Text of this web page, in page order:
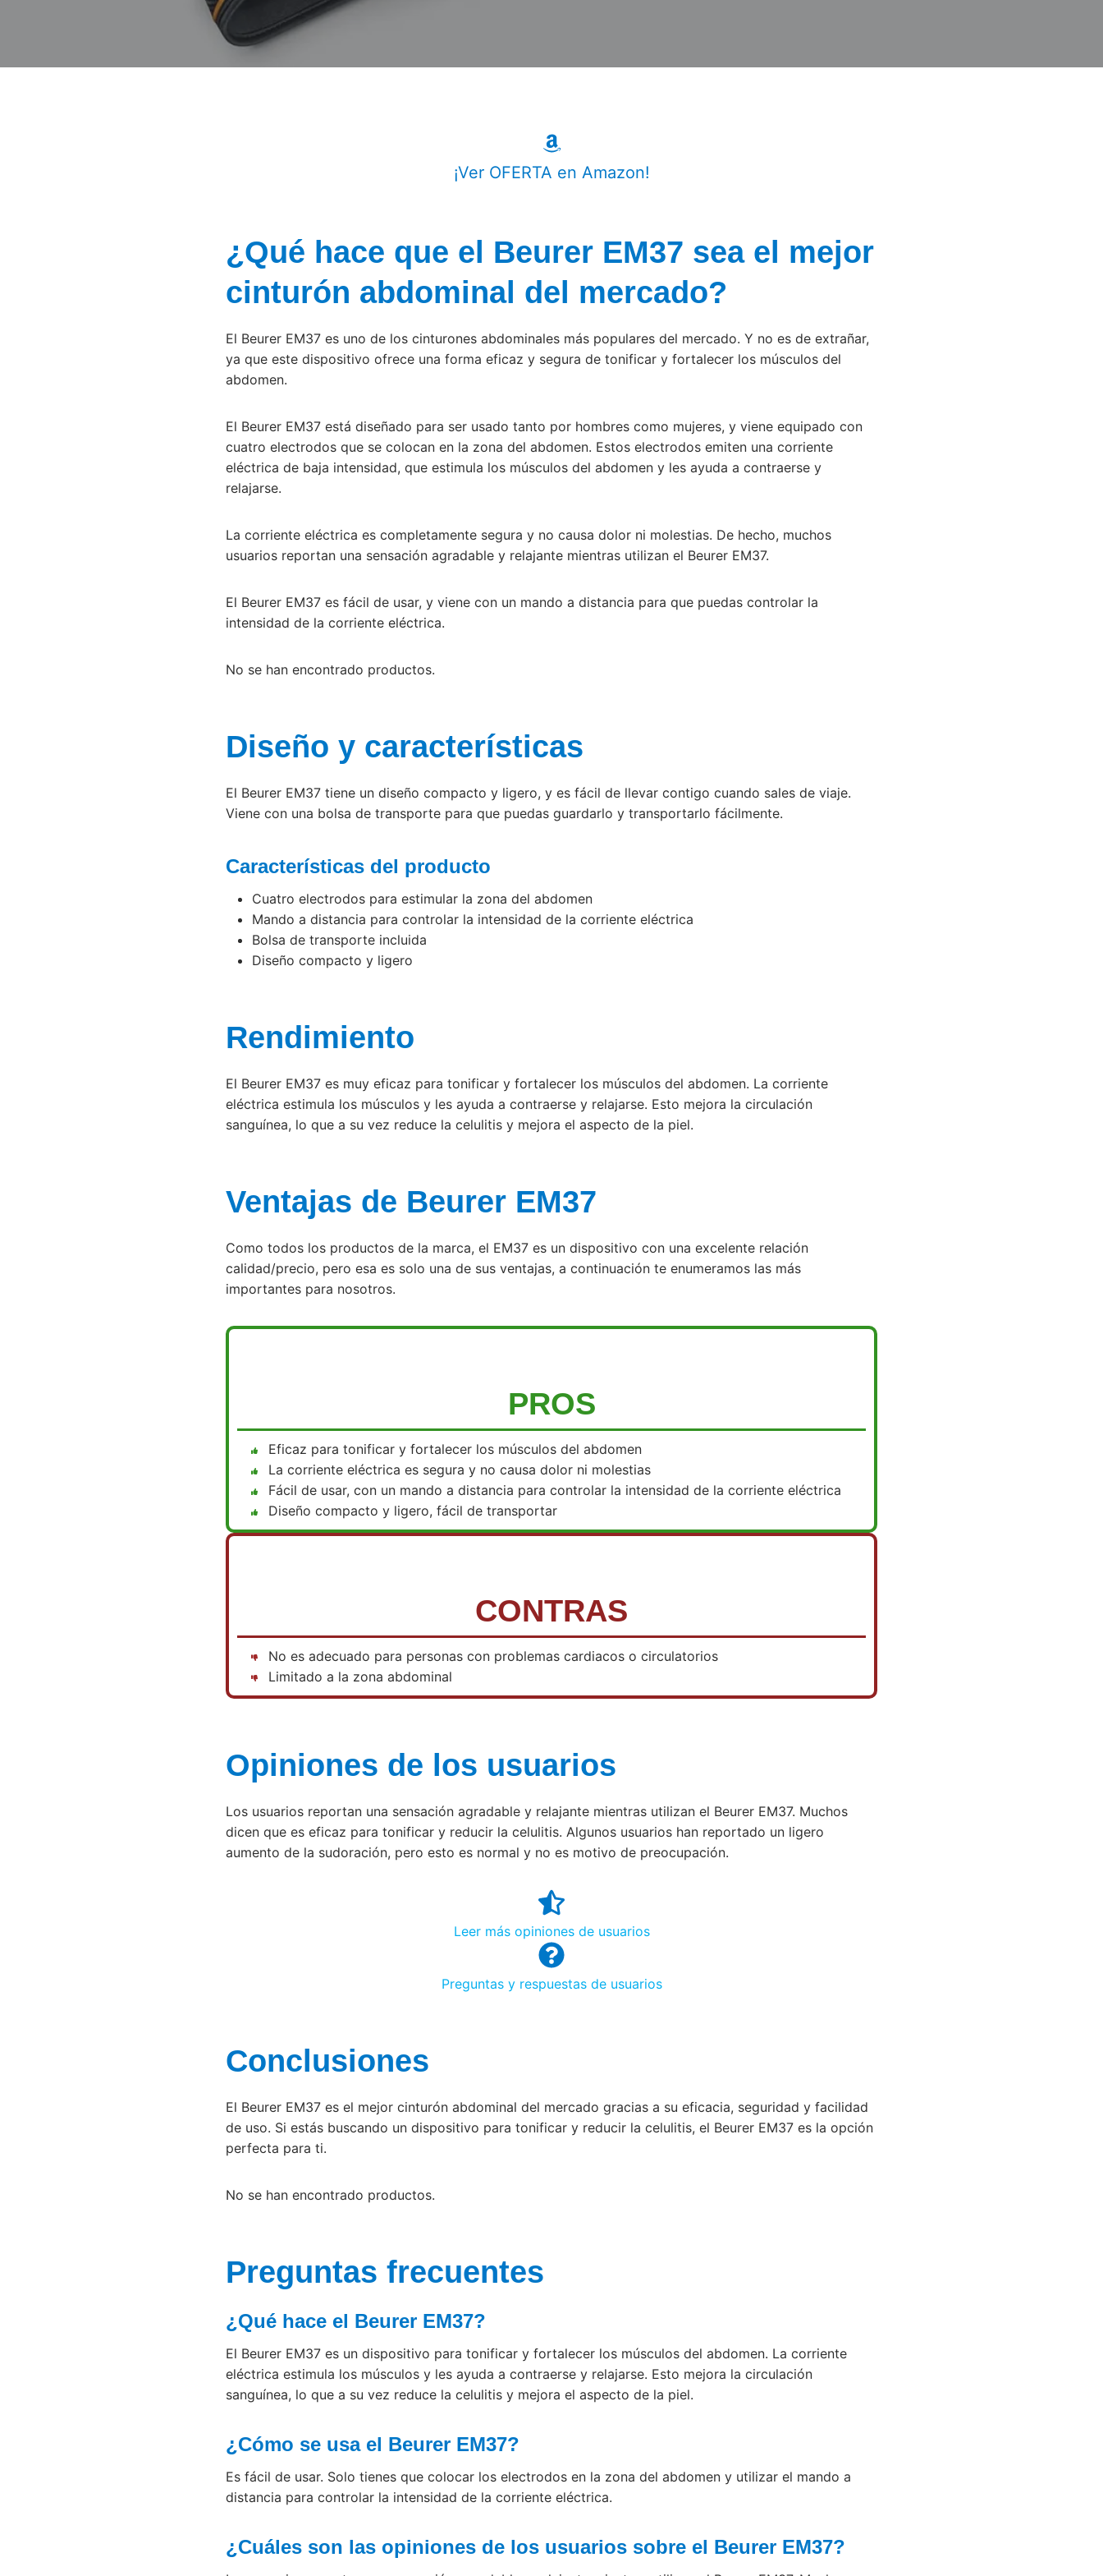
¡Ver OFERTA en Amazon!
¿Qué hace que el Beurer EM37 sea el mejor
cinturón abdominal del mercado?
El Beurer EM37 es uno de los cinturones abdominales más populares del mercado. Y no es de extrañar,
ya que este dispositivo ofrece una forma eficaz y segura de tonificar y fortalecer los músculos del
abdomen.
El Beurer EM37 está diseñado para ser usado tanto por hombres como mujeres, y viene equipado con
cuatro electrodos que se colocan en la zona del abdomen. Estos electrodos emiten una corriente
eléctrica de baja intensidad, que estimula los músculos del abdomen y les ayuda a contraerse y
relajarse.
La corriente eléctrica es completamente segura y no causa dolor ni molestias. De hecho, muchos
usuarios reportan una sensación agradable y relajante mientras utilizan el Beurer EM37.
El Beurer EM37 es fácil de usar, y viene con un mando a distancia para que puedas controlar la
intensidad de la corriente eléctrica.
No se han encontrado productos.
Diseño y características
El Beurer EM37 tiene un diseño compacto y ligero, y es fácil de llevar contigo cuando sales de viaje.
Viene con una bolsa de transporte para que puedas guardarlo y transportarlo fácilmente.
Características del producto
Cuatro electrodos para estimular la zona del abdomen
Mando a distancia para controlar la intensidad de la corriente eléctrica
Bolsa de transporte incluida
Diseño compacto y ligero
Rendimiento
El Beurer EM37 es muy eficaz para tonificar y fortalecer los músculos del abdomen. La corriente
eléctrica estimula los músculos y les ayuda a contraerse y relajarse. Esto mejora la circulación
sanguínea, lo que a su vez reduce la celulitis y mejora el aspecto de la piel.
Ventajas de Beurer EM37
Como todos los productos de la marca, el EM37 es un dispositivo con una excelente relación
calidad/precio, pero esa es solo una de sus ventajas, a continuación te enumeramos las más
importantes para nosotros.
PROS
Eficaz para tonificar y fortalecer los músculos del abdomen
La corriente eléctrica es segura y no causa dolor ni molestias
Fácil de usar, con un mando a distancia para controlar la intensidad de la corriente eléctrica
Diseño compacto y ligero, fácil de transportar
CONTRAS
No es adecuado para personas con problemas cardiacos o circulatorios
Limitado a la zona abdominal
Opiniones de los usuarios
Los usuarios reportan una sensación agradable y relajante mientras utilizan el Beurer EM37. Muchos
dicen que es eficaz para tonificar y reducir la celulitis. Algunos usuarios han reportado un ligero
aumento de la sudoración, pero esto es normal y no es motivo de preocupación.
Leer más opiniones de usuarios
Preguntas y respuestas de usuarios
Conclusiones
El Beurer EM37 es el mejor cinturón abdominal del mercado gracias a su eficacia, seguridad y facilidad
de uso. Si estás buscando un dispositivo para tonificar y reducir la celulitis, el Beurer EM37 es la opción
perfecta para ti.
No se han encontrado productos.
Preguntas frecuentes
¿Qué hace el Beurer EM37?
El Beurer EM37 es un dispositivo para tonificar y fortalecer los músculos del abdomen. La corriente
eléctrica estimula los músculos y les ayuda a contraerse y relajarse. Esto mejora la circulación
sanguínea, lo que a su vez reduce la celulitis y mejora el aspecto de la piel.
¿Cómo se usa el Beurer EM37?
Es fácil de usar. Solo tienes que colocar los electrodos en la zona del abdomen y utilizar el mando a
distancia para controlar la intensidad de la corriente eléctrica.
¿Cuáles son las opiniones de los usuarios sobre el Beurer EM37?